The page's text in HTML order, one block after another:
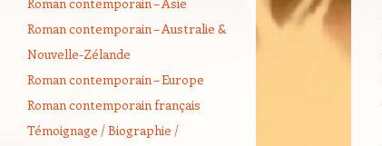
Roman contemporain – Australie &
Nouvelle-Zélande
Roman contemporain – Europe
Roman contemporain français
Témoignage / Biographie /